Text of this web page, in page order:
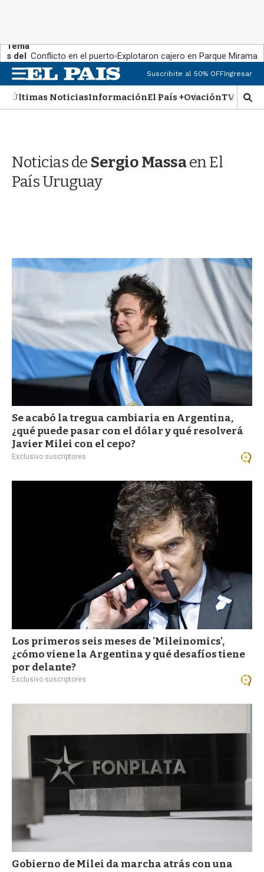
Tema
s del
día:
Conflicto en el puerto Explotaron cajero en Parque Miramar
M
e
n
u
Suscribite al 50% OFFIngresar
Últimas NoticiasInformaciónEl País +OvaciónTV Show
M
o
d
a
Noticias de Sergio Massaen El
País Uruguay
Se acabó la tregua cambiaria en Argentina,
¿qué puede pasar con el dólar y qué resolverá
Javier Milei con el cepo?
Exclusivo suscriptores
Los primeros seis meses de 'Mileinomics',
¿cómo viene la Argentina y qué desafíos tiene
por delante?
Exclusivo suscriptores
Gobierno de Milei da marcha atrás con una